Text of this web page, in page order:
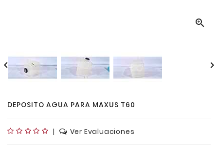

 
DEPOSITO AGUA PARA MAXUS T60
| Ver Evaluaciones